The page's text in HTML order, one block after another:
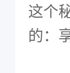
这个
的：